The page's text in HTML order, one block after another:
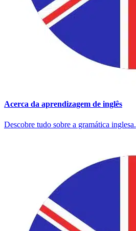
Acerca da aprendizagem de inglês
Descobre tudo sobre a gramática inglesa.